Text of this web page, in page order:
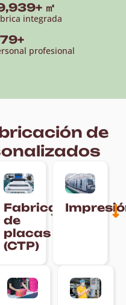
integrada
+ ㎡
profesional
+
de
Fabricación
de
placas
(CTP)